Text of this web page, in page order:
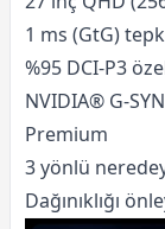
1 ms (GtG)
%95 DCI-P3
NVIDIA® G-
Premium
3 yönlü
Dağınıklığı